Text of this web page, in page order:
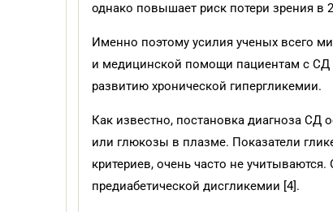
однако повышает риск потери зрения в
Именно поэтому усилия ученых всего
и медицинской помощи пациентам с СД
развитию хронической гипергликемии.
Как известно, постановка диагноза СД
или глюкозы в плазме. Показатели
критериев, очень часто не
предиабетической дисгликемии [4].